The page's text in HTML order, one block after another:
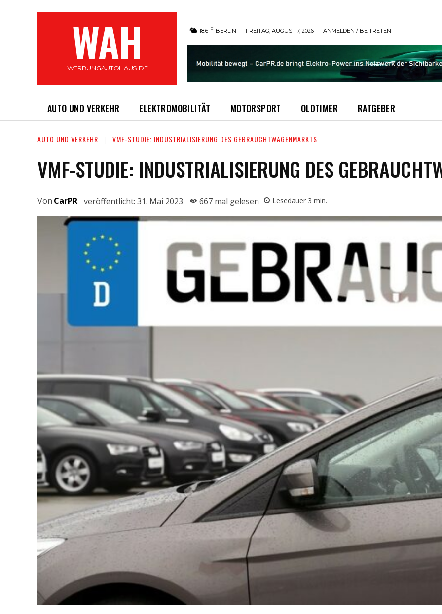
WAH
WERBUNGAUTOHAUS.DE
18.6 C BERLIN FREITAG, AUGUST 7, 2026 ANMELDEN / BEITRETEN
AUTO UND VERKEHR ELEKTROMOBILITÄT MOTORSPORT OLDTIMER RATGEBER
AUTO UND VERKEHR VMF-STUDIE: INDUSTRIALISIERUNG DES GEBRAUCHTWAGENMARKTS
VMF-STUDIE: INDUSTRIALISIERUNG DES
Von CarPR veröffentlicht: 31. Mai 2023 667 mal gelesen Lesedauer 3 min.